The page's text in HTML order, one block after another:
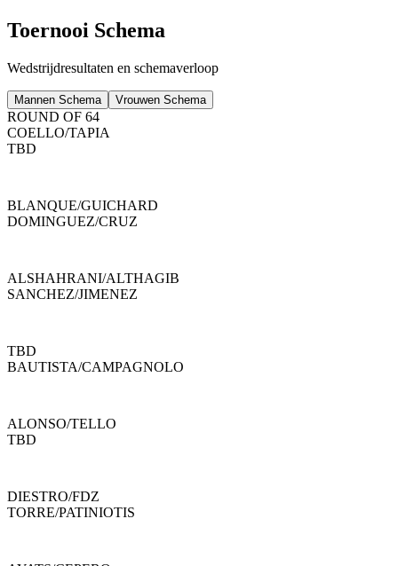
Toernooi Schema
Wedstrijdresultaten en schemaverloop
Mannen Schema Vrouwen Schema
ROUND OF 64
COELLO/TAPIA
TBD
BLANQUE/GUICHARD
DOMINGUEZ/CRUZ
ALSHAHRANI/ALTHAGIB
SANCHEZ/JIMENEZ
TBD
BAUTISTA/CAMPAGNOLO
ALONSO/TELLO
TBD
DIESTRO/FDZ
TORRE/PATINIOTIS